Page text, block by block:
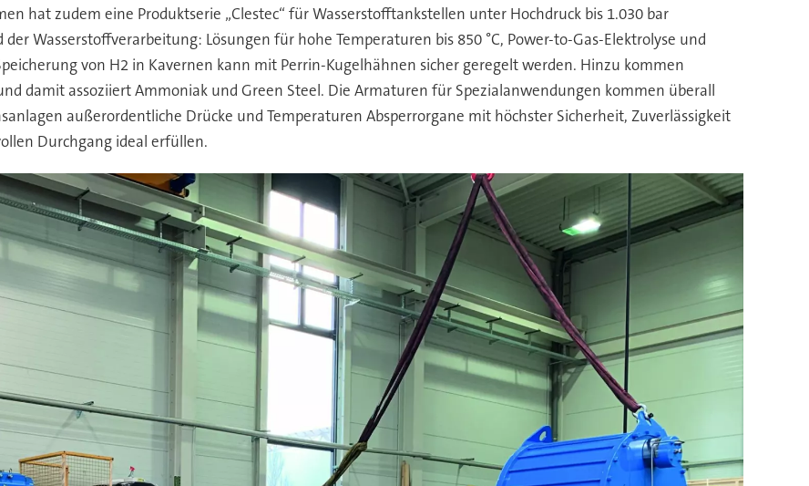
hat zudem eine Produktserie „Clestec“ für Wasserstofftankstellen unter Hochdruck bis 1.030 bar
Wasserstoffverarbeitung: Lösungen für hohe Temperaturen bis 850 °C, Power-to-Gas-Elektrolyse und
von H2 in Kavernen kann mit Perrin-Kugelhähnen sicher geregelt werden. Hinzu kommen
damit assoziiert Ammoniak und Green Steel. Die Armaturen für Spezialanwendungen kommen überall
außerordentliche Drücke und Temperaturen Absperrorgane mit höchster Sicherheit, Zuverlässigkeit
Durchgang ideal erfüllen.